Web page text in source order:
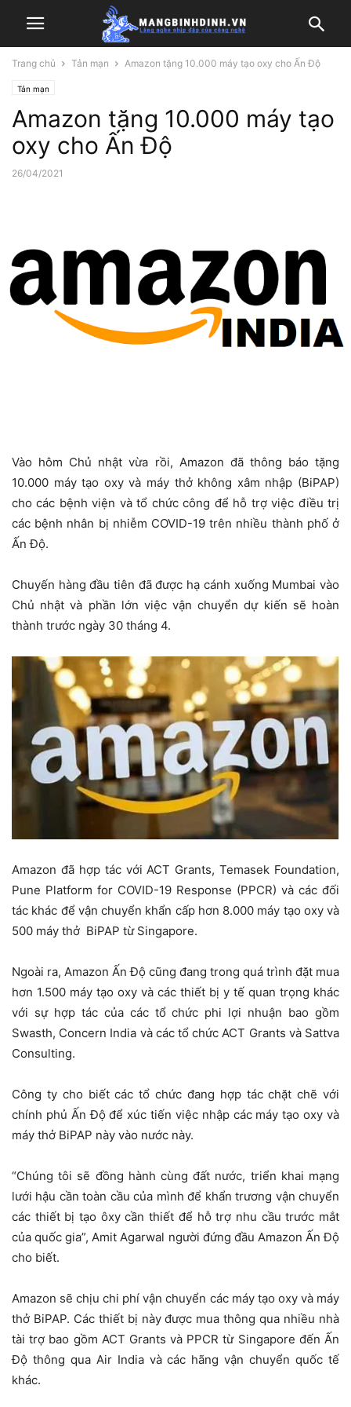
Trang chủ Tản mạn Amazon tặng 10.000 máy tạo oxy cho Ấn Độ
Tản mạn
Amazon tặng 10.000 máy tạo
oxy cho Ấn Độ
26/04/2021
Vào hôm Chủ nhật vừa rồi, Amazon đã thông báo tặng
10.000 máy tạo oxy và máy thở không xâm nhập (BiPAP)
cho các bệnh viện và tổ chức công để hỗ trợ việc điều trị
các bệnh nhân bị nhiễm COVID-19 trên nhiều thành phố ở
Ấn Độ.
Chuyến hàng đầu tiên đã được hạ cánh xuống Mumbai vào
Chủ nhật và phần lớn việc vận chuyển dự kiến sẽ hoàn
thành trước ngày 30 tháng 4.
Amazon đã hợp tác với ACT Grants, Temasek Foundation,
Pune Platform for COVID-19 Response (PPCR) và các đối
tác khác để vận chuyển khẩn cấp hơn 8.000 máy tạo oxy và
500 máy thở BiPAP từ Singapore.
Ngoài ra, Amazon Ấn Độ cũng đang trong quá trình đặt mua
hơn 1.500 máy tạo oxy và các thiết bị y tế quan trọng khác
với sự hợp tác của các tổ chức phi lợi nhuận bao gồm
Swasth, Concern India và các tổ chức ACT Grants và Sattva
Consulting.
Công ty cho biết các tổ chức đang hợp tác chặt chẽ với
chính phủ Ấn Độ để xúc tiến việc nhập các máy tạo oxy và
máy thở BiPAP này vào nước này.
“Chúng tôi sẽ đồng hành cùng đất nước, triển khai mạng
lưới hậu cần toàn cầu của mình để khẩn trương vận chuyển
các thiết bị tạo ôxy cần thiết để hỗ trợ nhu cầu trước mắt
của quốc gia”, Amit Agarwal người đứng đầu Amazon Ấn Độ
cho biết.
Amazon sẽ chịu chi phí vận chuyển các máy tạo oxy và máy
thở BiPAP. Các thiết bị này được mua thông qua nhiều nhà
tài trợ bao gồm ACT Grants và PPCR từ Singapore đến Ấn
Độ thông qua Air India và các hãng vận chuyển quốc tế
khác.